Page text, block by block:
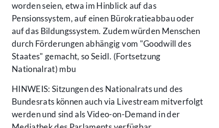
worden seien, etwa im Hinblick auf das
Pensionssystem, auf einen Bürokratieabbau oder
auf das Bildungssystem. Zudem würden Menschen
durch Förderungen abhängig vom "Goodwill des
Staates" gemacht, so Seidl. (Fortsetzung
Nationalrat) mbu
HINWEIS: Sitzungen des Nationalrats und des
Bundesrats können auch via Livestream mitverfolgt
werden und sind als Video-on-Demand in der